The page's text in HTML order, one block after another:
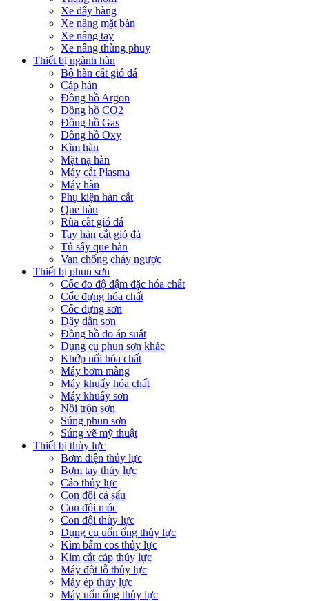
Xe đẩy hàng
Xe nâng mặt bàn
Xe nâng tay
Xe nâng thùng phuy
Thiết bị ngành hàn
Bộ hàn cắt gió đá
Cáp hàn
Đồng hồ Argon
Đồng hồ CO2
Đồng hồ Gas
Đồng hồ Oxy
Kìm hàn
Mặt nạ hàn
Máy cắt Plasma
Máy hàn
Phụ kiện hàn cắt
Que hàn
Rùa cắt gió đá
Tay hàn cắt gió đá
Tủ sấy que hàn
Van chống cháy ngược
Thiết bị phun sơn
Cốc đo độ đậm đặc hóa chất
Cốc đựng hóa chất
Cốc đựng sơn
Dây dẫn sơn
Đồng hồ đo áp suất
Dụng cụ phun sơn khác
Khớp nối hóa chất
Máy bơm màng
Máy khuấy hóa chất
Máy khuấy sơn
Nồi trộn sơn
Súng phun sơn
Súng vẽ mỹ thuật
Thiết bị thủy lực
Bơm điện thủy lực
Bơm tay thủy lực
Cảo thủy lực
Con đội cá sấu
Con đội móc
Con đội thủy lực
Dụng cụ uốn ống thủy lực
Kìm bấm cos thủy lực
Kìm cắt cáp thủy lực
Máy đột lỗ thủy lực
Máy ép thủy lực
Máy uốn ống thủy lực